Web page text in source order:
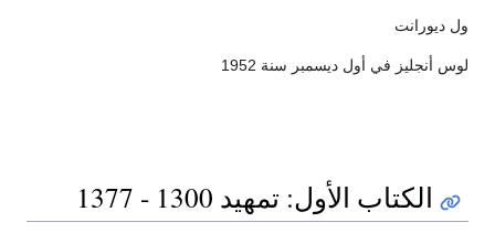
ول ديورانت
لوس أنجليز في أول ديسمبر سنة 1952
الكتاب الأول: تمهيد 1300 - 1377